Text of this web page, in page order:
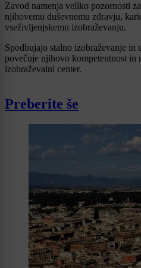
Zavod namenja veliko pozornosti
njihovemu duševnemu zdravju,
vseživljenjskemu izobraževanju.
Spodbujajo stalno izobraževanje in
povečuje njihovo kompetentnost
izobraževalni center.
Preberite še